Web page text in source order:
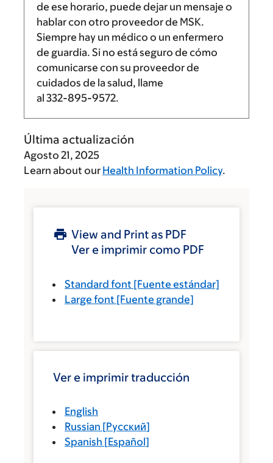
de ese horario, puede dejar un mensaje o
hablar con otro proveedor de MSK.
Siempre hay un médico o un enfermero
de guardia. Si no está seguro de cómo
comunicarse con su proveedor de
cuidados de la salud, llame
al 332-895-9572.
Última actualización
Agosto 21, 2025
Learn about our Health Information Policy.
View and Print as PDF
Ver e imprimir como PDF
Standard font [Fuente estándar]
Large font [Fuente grande]
Ver e imprimir traducción
English
Russian [Русский]
Spanish [Español]